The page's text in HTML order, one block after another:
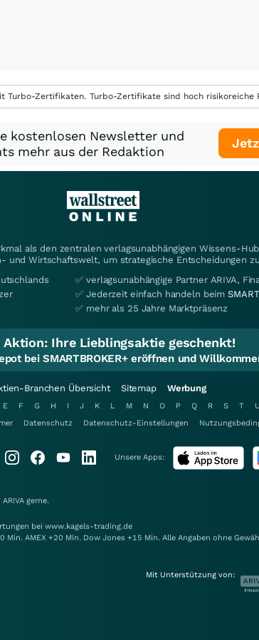
Zertifikaten. Turbo-Zertifikate sind hoch
kostenlosen Newsletter und
mehr aus der Redaktion
als den zentralen verlagsunabhängigen Wissens-
und Wirtschaftswelt, um strategische Entscheidungen
✅ verlagsunabhängige Partner ARIVA,
✅ Jederzeit einfach handeln beim
✅ mehr als 25 Jahre Marktpräsenz
Aktion: Ihre Lieblingsaktie geschenkt!
bei SMARTBROKER+ eröffnen und
Branchen Übersicht Sitemap Werbung
E F G H I J K L M N O P Q R S T
Datenschutz Datenschutz-Einstellungen
Unsere Apps:
ARIVA gerne.
bei www.kagels-trading.de
AMEX +20 Min. Dow Jones +15 Min. Alle Angaben ohne
Mit Unterstützung von: